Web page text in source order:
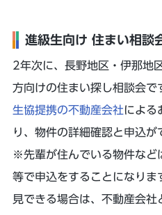
進級生向け 住まい相談
2年次に、長野地区・伊那地
方向けの住まい探し相談会で
生協提携の不動産会社による
り、物件の詳細確認と申込が
※先輩が住んでいる物件など
等で申込をすることになりま
見できる場合は、不動産会